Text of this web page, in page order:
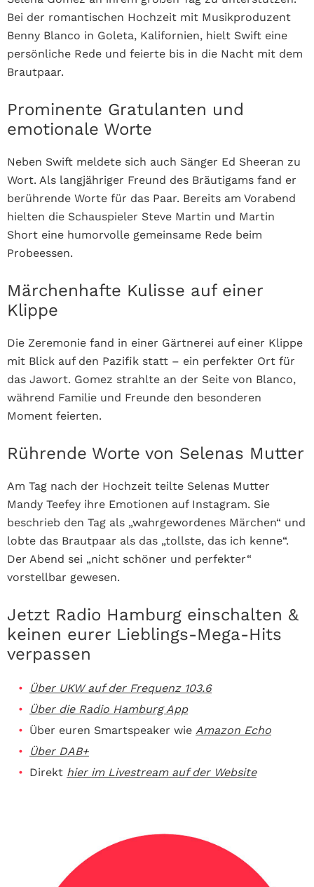
Bei der romantischen Hochzeit mit Musikproduzent
Benny Blanco in Goleta, Kalifornien, hielt Swift eine
persönliche Rede und feierte bis in die Nacht mit dem
Brautpaar.
Prominente Gratulanten und
emotionale Worte
Neben Swift meldete sich auch Sänger Ed Sheeran zu
Wort. Als langjähriger Freund des Bräutigams fand er
berührende Worte für das Paar. Bereits am Vorabend
hielten die Schauspieler Steve Martin und Martin
Short eine humorvolle gemeinsame Rede beim
Probeessen.
Märchenhafte Kulisse auf einer
Klippe
Die Zeremonie fand in einer Gärtnerei auf einer Klippe
mit Blick auf den Pazifik statt – ein perfekter Ort für
das Jawort. Gomez strahlte an der Seite von Blanco,
während Familie und Freunde den besonderen
Moment feierten.
Rührende Worte von Selenas Mutter
Am Tag nach der Hochzeit teilte Selenas Mutter
Mandy Teefey ihre Emotionen auf Instagram. Sie
beschrieb den Tag als „wahrgewordenes Märchen“ und
lobte das Brautpaar als das „tollste, das ich kenne“.
Der Abend sei „nicht schöner und perfekter“
vorstellbar gewesen.
Jetzt Radio Hamburg einschalten &
keinen eurer Lieblings-Mega-Hits
verpassen
Über UKW auf der Frequenz 103.6
Über die Radio Hamburg App
Über euren Smartspeaker wie Amazon Echo
Über DAB+
Direkt hier im Livestream auf der Website